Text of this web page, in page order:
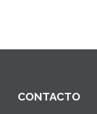
CONTACTO